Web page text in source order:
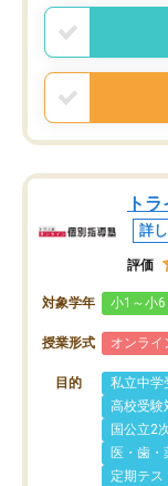
言う事で講師変
まりに短期での
う事にして退会
戻せ、授業内容
と思います。
ト
詳
評価
対象学年 小1～小6
授業形式 オンライ
目的 私立中学
高校受験
国公立2
医・歯・
定期テス